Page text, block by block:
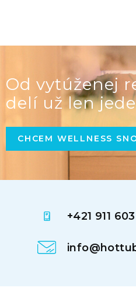
Od vytúženej
delí už len
CHCEM WELLNESS
+421 911